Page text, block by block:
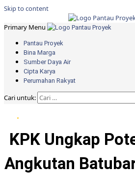
Skip to content
Primary Menu
Pantau Proyek
Bina Marga
Sumber Daya Air
Cipta Karya
Perumahan Rakyat
Cari untuk:
KPK Ungkap
Angkutan